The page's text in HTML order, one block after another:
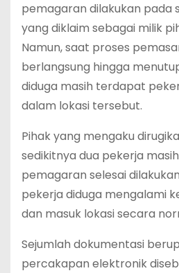
pemagaran dilakukan pada
yang diklaim sebagai milik
Namun, saat proses
berlangsung hingga
diduga masih terdapat
dalam lokasi tersebut.
Pihak yang mengaku
sedikitnya dua pekerja
pemagaran selesai
pekerja diduga mengalami
dan masuk lokasi secara
Sejumlah dokumentasi
percakapan elektronik